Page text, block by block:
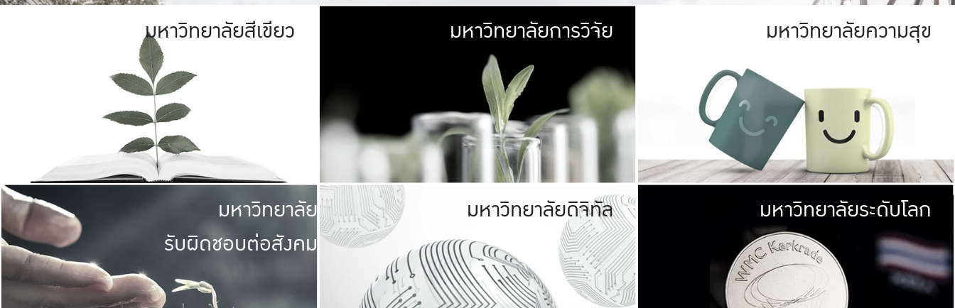
มหาวิทยาลัยสีเขียว มหาวิทยาลัย
เกษตรศาสตร์ มีพื้นที่เขียวสดใส หนาแน่น
เป็นป่าในเมือง (URBAN FOREST)
เกษตรในเมือง (URBAN AGRICULTURE)
ที่นับรวมกันได้ประมาณ 1,400 ไร่
มหาวิทยาลัยการวิจัย มหาวิทยาลัย
ให้กับประชาชน
มหาวิทยาลัยความสุข
มหาวิทยาลัย
รับผิดชอบต่อสังคม
มหาวิทยาลัยรับผิดชอบต่อสังคม
ร่วมมือกับชุมชน เพื่อความกินดีอยู่ดี
และความสุขอย่างยั่งยืน
มองปัญหาในภาพกว้าง
แก้ไขจากปัญหาจุดเล็กๆ
มหาวิทยาลัยดิจิทัล มหาวิทยา
พร้อมที่จ
และผลักดันในการใช้ระบบส
เพื่อการทำงานแ
มหาวิทยาลัยระดับโลก